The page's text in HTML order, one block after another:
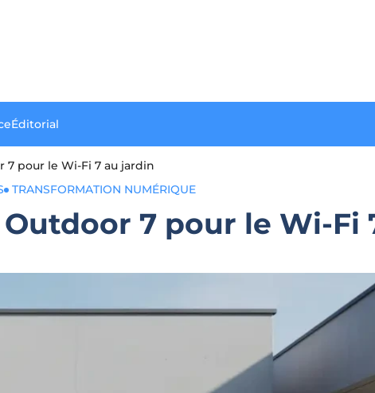
Éditorial
7 pour le Wi-Fi 7 au jardin
TRANSFORMATION NUMÉRIQUE
7 pour le Wi-Fi